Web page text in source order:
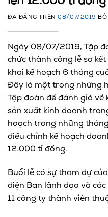
ĐÃ ĐĂNG TRÊN08/07/2019 BỞI
Ngày 08/07/2019, Tập
chức thành công lễ sơ
khai kế hoạch 6 tháng
Đây là một trong những
Tập đoàn để đánh giá
sản xuất kinh doanh
hoạch trong những
điều chỉnh kế hoạch
12.000 tỉ đồng.
Buổi lễ có sự tham dự
diện Ban lãnh đạo và
11 công ty thành viên